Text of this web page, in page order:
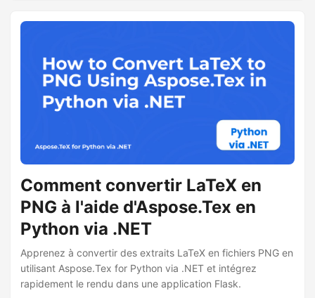
Comment convertir LaTeX en
PNG à l'aide d'Aspose.Tex en
Python via .NET
Apprenez à convertir des extraits LaTeX en fichiers PNG en
utilisant Aspose.Tex for Python via .NET et intégrez
rapidement le rendu dans une application Flask.